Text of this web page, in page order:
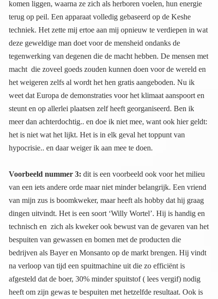
hypocrisie.. en daar weiger ik aan mee te doen.
Voorbeeld nummer 3: dit is een voorbeeld ook voor het milieu
van een iets andere orde maar niet minder belangrijk. Een vriend
van mijn zus is boomkweker, maar heeft als hobby dat hij graag
dingen uitvindt. Het is een soort ‘Willy Wortel’. Hij is handig en
technisch en zich als kweker ook bewust van de gevaren van het
bespuiten van gewassen en bomen met de producten die
bedrijven als Bayer en Monsanto op de markt brengen. Hij vindt
na verloop van tijd een spuitmachine uit die zo efficiënt is
afgesteld dat de boer, 30% minder spuitstof ( lees vergif) nodig
heeft om zijn gewas te bespuiten met hetzelfde resultaat. Ook is
er met dit apparaat geen verwaaiing (emissie) van de spuitstof,
ideaal dus zou je zeggen? De bio-buren van een spuitende boer
hoeven minder zorg te hebben voor hun gewassen. Als dat geen
stap is op weg naar een schoner milieu, minder luchtvervuiling
door de gifstoffen, minder dode bijen etc etc. Dus hij stapt met
zijn volledig ontwikkelde plan en een schaalmodel naar de
landbouw-universiteit van Wageningen. De broedplaats voor
agrarische kennis in Nederland, en misschien ook wel in
Europa. En wat schetste zijn verbazing. Ze zijn niet
geïnteresseerd, ze wijzen hem af, en nee erger nog, ze gaan hem
tegenwerken. In Nederland krijgt hij dank zij deze organisatie (
die wordt gesponsord door Bayer, en na de fusie ook Monsanto)
geen poot aan de grond. Hij leurt met zijn ideeën, nobody is